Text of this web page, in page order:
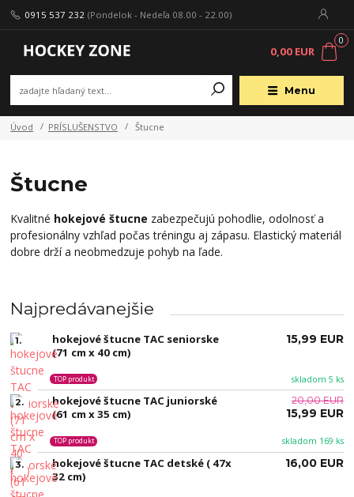
Menu
0915 537 232 (Pondelok - Nedeľa 08.00 - 22.00)
0
0,00 EUR
Úvod PRÍSLUŠENSTVO Štucne
Štucne
Kvalitné hokejové štucne zabezpečujú pohodlie, odolnosť a
profesionálny vzhľad počas tréningu aj zápasu. Elastický materiál
dobre drží a neobmedzuje pohyb na ľade.
Najpredávanejšie
1.
hokejové štucne TAC seniorske
(71 cm x 40 cm)
skladom 5 ks
TOP produkt
15,99 EUR
2.
hokejové štucne TAC juniorské
(61 cm x 35 cm)
skladom 169 ks
TOP produkt
20,00 EUR
15,99 EUR
3.
hokejové štucne TAC detské ( 47x
32 cm)
16,00 EUR